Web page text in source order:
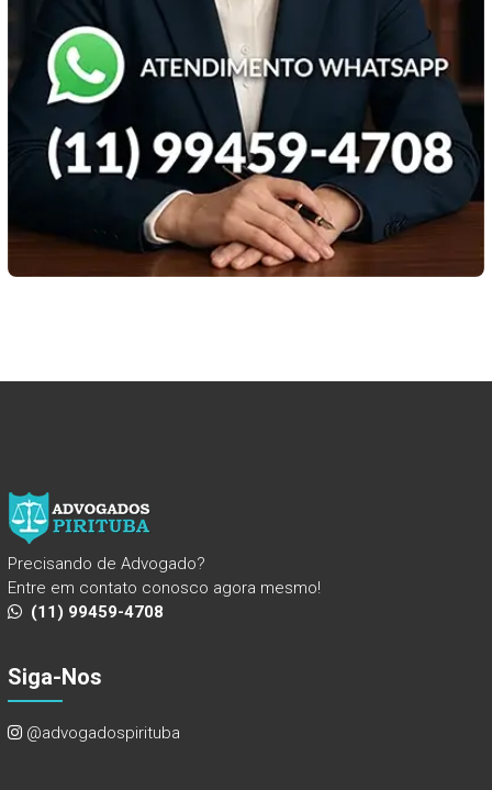
Precisando de Advogado?
Entre em contato conosco agora mesmo!
(11) 99459-4708
Siga-Nos
@advogadospirituba